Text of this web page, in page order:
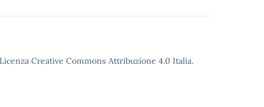
Creative Commons Attribuzione 4.0 Italia.